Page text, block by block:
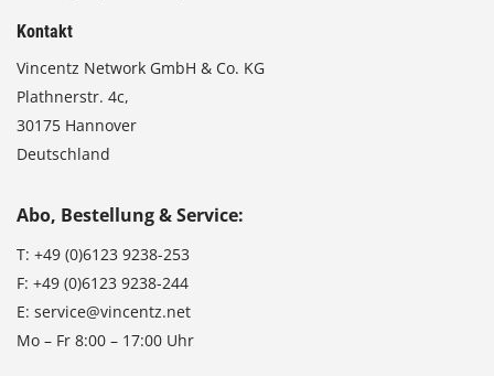
Kontakt
Vincentz Network GmbH & Co. KG
Plathnerstr. 4c,
30175 Hannover
Deutschland
Abo, Bestellung & Service:
T: +49 (0)6123 9238-253
F: +49 (0)6123 9238-244
E: service@vincentz.net
Mo – Fr 8:00 – 17:00 Uhr